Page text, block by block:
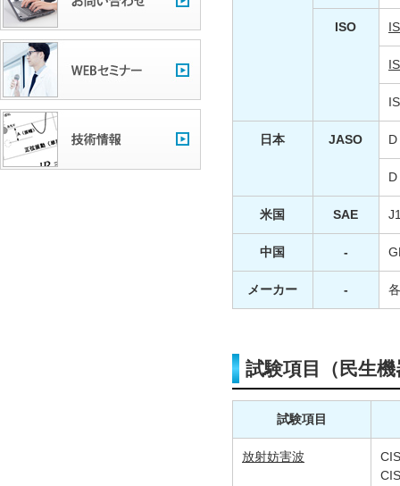
ISO
日本 JASO
米国 SAE
中国 -
メーカー -
試験項目（民生機
試験項目
放射妨害波